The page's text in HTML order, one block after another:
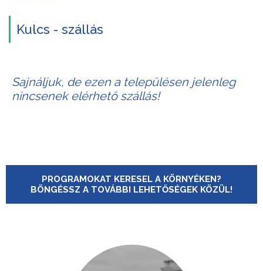
Kulcs - szállás
Sajnáljuk, de ezen a településen jelenleg
nincsenek elérhető szállás!
PROGRAMOKAT KERESEL A KÖRNYÉKEN?
BÖNGÉSSZ A TOVÁBBI LEHETŐSÉGEK KÖZÜL!